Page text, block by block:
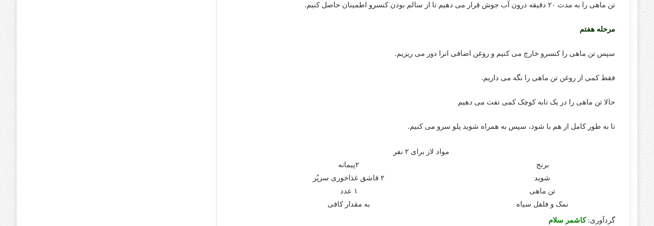
تن ماهی را به مدت ۲۰ دقیقه درون آب جوش قرار می دهیم تا از سالم بودن کنسرو اطمینان حاصل کنیم.
مرحله هفتم
سپس تن ماهی را کنسرو خارج می کنیم و روغن اضافی انرا دور می ریزیم.
فقط کمی از روغن تن ماهی را نگه می داریم.
حالا تن ماهی را در یک تابه کوچک کمی تفت می دهیم
تا به طور کامل از هم با شود، سپس به همراه شوید پلو سرو می کنیم.
مواد لاز برای ۲ نفر
برنج
۲پیمانه
شوید
۲ قاشق غذاخوری سرپُر
تن ماهی
۱ عدد
نمک و فلفل سیاه
به مقدار کافی
گردآوری:کاشمر سلام